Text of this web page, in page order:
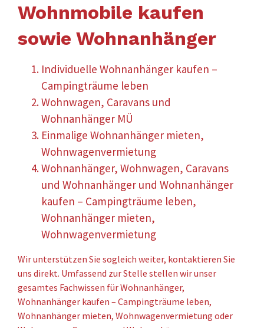
Wohnmobile kaufen
sowie Wohnanhänger
Individuelle Wohnanhänger kaufen –
Campingträume leben
Wohnwagen, Caravans und
Wohnanhänger MÜ
Einmalige Wohnanhänger mieten,
Wohnwagenvermietung
Wohnanhänger, Wohnwagen, Caravans
und Wohnanhänger und Wohnanhänger
kaufen – Campingträume leben,
Wohnanhänger mieten,
Wohnwagenvermietung
Wir unterstützen Sie sogleich weiter, kontaktieren Sie
uns direkt. Umfassend zur Stelle stellen wir unser
gesamtes Fachwissen für Wohnanhänger,
Wohnanhänger kaufen – Campingträume leben,
Wohnanhänger mieten, Wohnwagenvermietung oder